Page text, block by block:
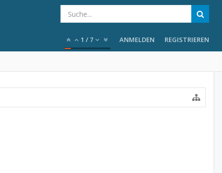
1 / 7 ANMELDEN REGISTRIEREN